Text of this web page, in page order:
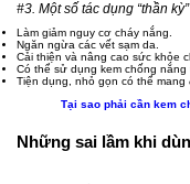
#3. Một số tác dụng “thần
Làm giảm nguy cơ cháy nắng.
Ngăn ngừa các vết sạm da.
Cải thiện và nâng cao sức khỏe
Có thể sử dụng kem chống nắng
Tiện dụng, nhỏ gọn có thể mang
Tại sao phải cần kem
Những sai lầm khi